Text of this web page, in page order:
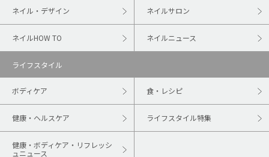
ネイル・デザイン ネイルサロン
ネイルHOW TO ネイルニュース
ライフスタイル
ボディケア 食・レシピ
健康・ヘルスケア ライフスタイル特集
健康・ボディケア・リフレッシ
ュニュース